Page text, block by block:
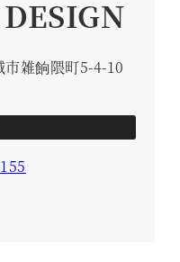
雑餉隈町5-4-10